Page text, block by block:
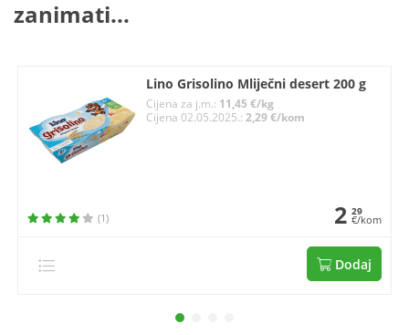
zanimati...
Lino Grisolino Mliječni desert 200 g
Cijena za j.m.: 11,45 €/kg
Cijena 02.05.2025.:2,29 €/kom
(1) 2 29
€/kom
Dodaj